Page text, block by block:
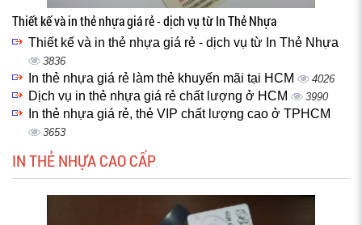
Thiết kế và in thẻ nhựa giá rẻ - dịch vụ từ In Thẻ Nhựa
Thiết kế và in thẻ nhựa giá rẻ - dịch vụ từ In Thẻ Nhựa
3836
In thẻ nhựa giá rẻ làm thẻ khuyến mãi tại HCM 4026
Dịch vụ in thẻ nhựa giá rẻ chất lượng ở HCM 3990
In thẻ nhựa giá rẻ, thẻ VIP chất lượng cao ở TPHCM
3653
IN THẺ NHỰA CAO CẤP